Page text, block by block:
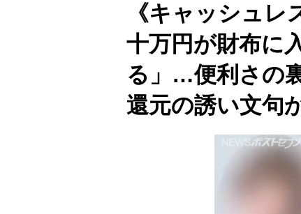
《キャッシュ
十万円が財布に
る」…便利さの
還元の誘い文句